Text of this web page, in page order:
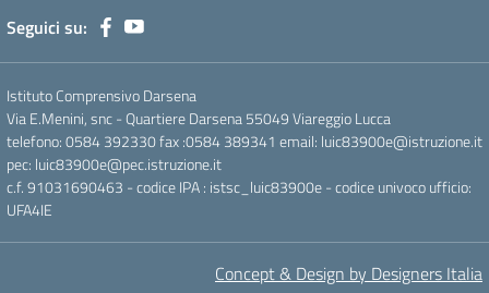
Seguici su:
Istituto Comprensivo Darsena
Via E.Menini, snc - Quartiere Darsena 55049 Viareggio Lucca
telefono: 0584 392330 fax :0584 389341 email: luic83900e@istruzione.it
pec: luic83900e@pec.istruzione.it
c.f. 91031690463 - codice IPA : istsc_luic83900e - codice univoco ufficio:
UFA4IE
Concept & Design by Designers Italia